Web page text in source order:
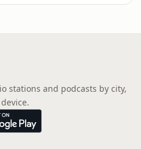
stations and podcasts by city,